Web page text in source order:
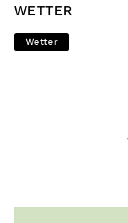
WETTER
Wetter